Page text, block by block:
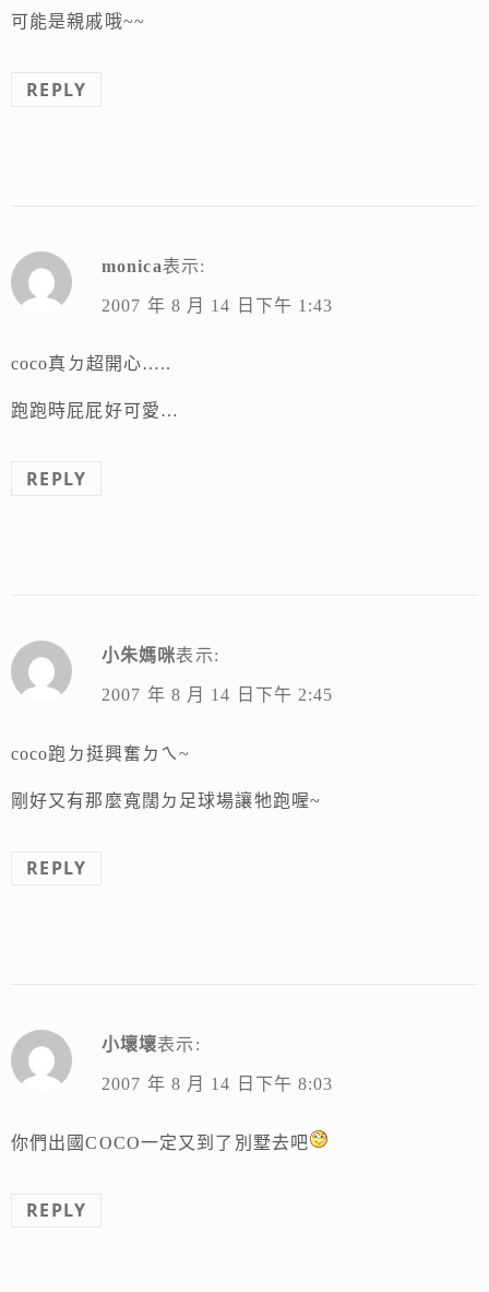
可能是親戚哦~~
REPLY
monica表示:
2007 年 8 月 14 日下午 1:43
coco真ㄉ超開心…..
跑跑時屁屁好可愛…
REPLY
小朱媽咪表示:
2007 年 8 月 14 日下午 2:45
coco跑ㄉ挺興奮ㄉㄟ~
剛好又有那麼寬闊ㄉ足球場讓牠跑喔~
REPLY
小壞壞表示:
2007 年 8 月 14 日下午 8:03
你們出國COCO一定又到了別墅去吧
REPLY